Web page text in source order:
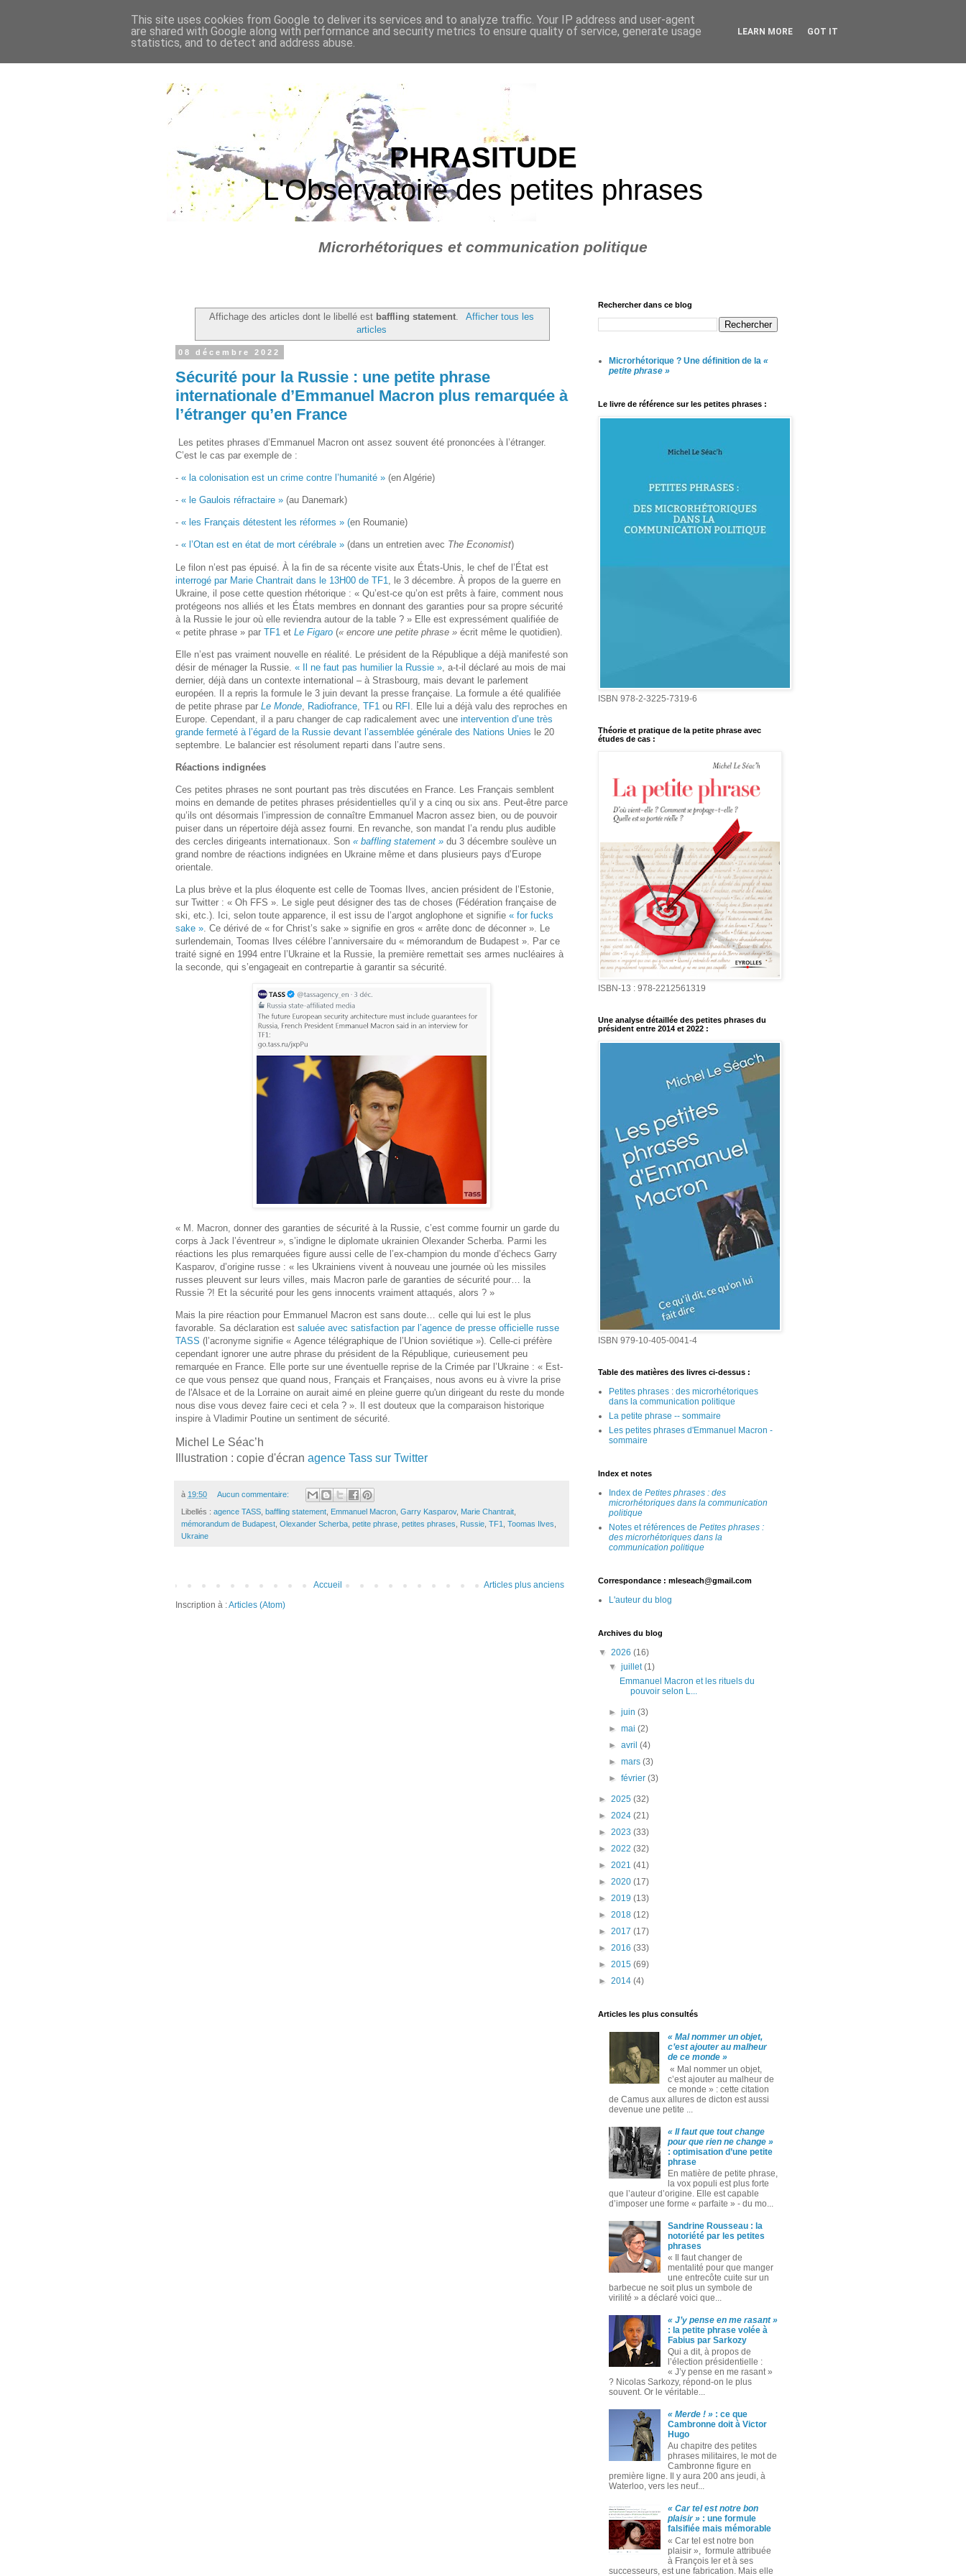
PHRASITUDE
L'Observatoire des petites phrases
Microrhétoriques et communication politique
Affichage des articles dont le libellé est baffling statement
Afficher tous les
articles
08 décembre 2022
Sécurité pour la Russie : une petite phrase
internationale d’Emmanuel Macron plus remarquée à
l’étranger qu’en France
Les petites phrases d’Emmanuel Macron ont assez souvent été prononcées à l’étranger.
C’est le cas par exemple de :
- « la colonisation est un crime contre l’humanité » (en Algérie)
- « le Gaulois réfractaire » (au Danemark)
- « les Français détestent les réformes » (en Roumanie)
- « l’Otan est en état de mort cérébrale » (dans un entretien avec The Economist)
Le filon n’est pas épuisé. À la fin de sa récente visite aux États-Unis, le chef de l’État est
interrogé par Marie Chantrait dans le 13H00 de TF1
, le 3 décembre. À propos de la guerre en
Ukraine, il pose cette question rhétorique : « Qu’est-ce qu’on est prêts à faire, comment nous
protégeons nos alliés et les États membres en donnant des garanties pour sa propre sécurité
à la Russie le jour où elle reviendra autour de la table ? » Elle est expressément qualifiée de
« petite phrase » par TF1 et Le Figaro (« encore une petite phrase » écrit même le quotidien).
Elle n’est pas vraiment nouvelle en réalité. Le président de la République a déjà manifesté son
désir de ménager la Russie. « Il ne faut pas humilier la Russie » , a-t-il déclaré au mois de mai
dernier, déjà dans un contexte international – à Strasbourg, mais devant le parlement
européen. Il a repris la formule le 3 juin devant la presse française. La formule a été qualifiée
de petite phrase par Le Monde Radiofrance TF1 ou RFI . Elle lui a déjà valu des reproches en
Europe. Cependant, il a paru changer de cap radicalement avec une intervention d’une très
grande fermeté à l’égard de la Russie devant l’assemblée générale des Nations Unies le 20
septembre. Le balancier est résolument reparti dans l’autre sens.
Réactions indignées
Ces petites phrases ne sont pourtant pas très discutées en France. Les Français semblent
moins en demande de petites phrases présidentielles qu’il y a cinq ou six ans. Peut-être parce
qu’ils ont désormais l’impression de connaître Emmanuel Macron assez bien, ou de pouvoir
puiser dans un répertoire déjà assez fourni. En revanche, son mandat l’a rendu plus audible
des cercles dirigeants internationaux. Son « baffling statement » du 3 décembre soulève un
grand nombre de réactions indignées en Ukraine même et dans plusieurs pays d’Europe
orientale.
La plus brève et la plus éloquente est celle de Toomas Ilves, ancien président de l’Estonie,
sur Twitter : « Oh FFS ». Le sigle peut désigner des tas de choses (Fédération française de
ski, etc.). Ici, selon toute apparence, il est issu de l’argot anglophone et signifie « for fucks
sake ». Ce dérivé de « for Christ’s sake » signifie en gros « arrête donc de déconner ». Le
surlendemain, Toomas Ilves célébre l’anniversaire du « mémorandum de Budapest ». Par ce
traité signé en 1994 entre l’Ukraine et la Russie, la première remettait ses armes nucléaires à
la seconde, qui s’engageait en contrepartie à garantir sa sécurité.
« M. Macron, donner des garanties de sécurité à la Russie, c’est comme fournir un garde du
corps à Jack l’éventreur », s’indigne le diplomate ukrainien Olexander Scherba. Parmi les
réactions les plus remarquées figure aussi celle de l’ex-champion du monde d’échecs Garry
Kasparov, d’origine russe : « les Ukrainiens vivent à nouveau une journée où les missiles
russes pleuvent sur leurs villes, mais Macron parle de garanties de sécurité pour… la
Russie ?! Et la sécurité pour les gens innocents vraiment attaqués, alors ? »
Mais la pire réaction pour Emmanuel Macron est sans doute… celle qui lui est le plus
favorable. Sa déclaration est saluée avec satisfaction par l’agence de presse officielle russe
TASS (l’acronyme signifie « Agence télégraphique de l’Union soviétique »). Celle-ci préfère
cependant ignorer une autre phrase du président de la République, curieusement peu
remarquée en France. Elle porte sur une éventuelle reprise de la Crimée par l’Ukraine : « Est-
ce que vous pensez que quand nous, Français et Françaises, nous avons eu à vivre la prise
de l'Alsace et de la Lorraine on aurait aimé en pleine guerre qu'un dirigeant du reste du monde
nous dise vous devez faire ceci et cela ? ». Il est douteux que la comparaison historique
inspire à Vladimir Poutine un sentiment de sécurité.
Michel Le Séac’h
Illustration : copie d'écran agence Tass sur Twitter
à 19:50 Aucun commentaire:
Libellés : agence TASS, baffling statement, Emmanuel Macron, Garry Kasparov, Marie Chantrait,
mémorandum de Budapest, Olexander Scherba, petite phrase, petites phrases, Russie, TF1, Toomas Ilves,
Ukraine
Articles plus anciens
Accueil
Inscription à :Articles (Atom)
Rechercher dans ce blog
Microrhétorique ? Une définition de la «
petite phrase »
Le livre de référence sur les petites phrases :
ISBN 978-2-3225-7319-6
Théorie et pratique de la petite phrase avec
études de cas :
ISBN-13 : 978-2212561319
Une analyse détaillée des petites phrases du
président entre 2014 et 2022 :
ISBN 979-10-405-0041-4
Table des matières des livres ci-dessus :
Petites phrases : des microrhétoriques
dans la communication politique
La petite phrase -- sommaire
Les petites phrases d'Emmanuel Macron -
sommaire
Index et notes
Index de Petites phrases : des
microrhétoriques dans la communication
politique
Notes et références de Petites phrases :
des microrhétoriques dans la
communication politique
Correspondance : mleseach@gmail.com
L'auteur du blog
Archives du blog
▼ 2026 (16)
▼juillet(1)
Emmanuel Macron et les rituels du
pouvoir selon L...
►juin(3)
►mai(2)
►avril(4)
►mars(3)
►février(3)
► 2025 (32)
► 2024 (21)
► 2023 (33)
► 2022 (32)
► 2021 (41)
► 2020 (17)
► 2019 (13)
► 2018 (12)
► 2017 (17)
► 2016 (33)
► 2015 (69)
► 2014 (4)
Articles les plus consultés
« Mal nommer un objet,
c’est ajouter au malheur
de ce monde »
« Mal nommer un objet,
c’est ajouter au malheur de
ce monde » : cette citation
de Camus aux allures de dicton est aussi
devenue une petite ...
« Il faut que tout change
pour que rien ne change »
: optimisation d’une petite
phrase
En matière de petite phrase,
la vox populi est plus forte
que l’auteur d’origine. Elle est capable
d’imposer une forme « parfaite » ‑ du mo...
Sandrine Rousseau : la
notoriété par les petites
phrases
« Il faut changer de
mentalité pour que manger
une entrecôte cuite sur un
barbecue ne soit plus un symbole de
virilité » a déclaré voici que...
« J’y pense en me rasant »
: la petite phrase volée à
Fabius par Sarkozy
Qui a dit, à propos de
l’élection présidentielle :
« J’y pense en me rasant »
? Nicolas Sarkozy, répond-on le plus
souvent. Or le véritable...
« Merde ! »: ce que
Cambronne doit à Victor
Hugo
Au chapitre des petites
phrases militaires, le mot de
Cambronne figure en
première ligne. Il y aura 200 ans jeudi, à
Waterloo, vers les neuf...
« Car tel est notre bon
plaisir »: une formule
falsifiée mais mémorable
« Car tel est notre bon
plaisir », formule attribuée
à François Ier et à ses
successeurs, est une fabrication. Mais elle
This site uses cookies from Google to deliver its services and to analyze traffic. Your IP address and user-agent
are shared with Google along with performance and security metrics to ensure quality of service, generate usage
statistics, and to detect and address abuse.
LEARN MORE GOT IT